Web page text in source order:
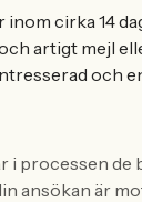
inom cirka 14
artigt mejl
och
i processen de
ansökan är